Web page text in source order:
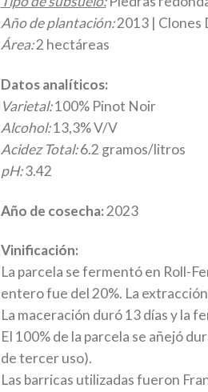
Año de plantación:2013 | Clones
Área:2 hectáreas
Datos analíticos:
Varietal:100% Pinot Noir
Alcohol:13,3% V/V
Acidez Total:6.2 gramos/litros
pH:3.42
Año de cosecha:2023
Vinificación:
La parcela se fermentó en Roll-
entero fue del 20%. La
La maceración duró 13 días y la
El 100% de la parcela se añejó
de tercer uso).
Las barricas utilizadas fueron